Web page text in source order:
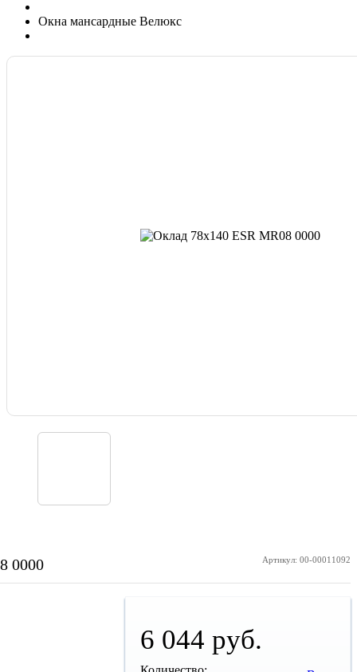
Окна мансардные Велюкс
Артикул: 00-00011092
0000
6 044 руб.